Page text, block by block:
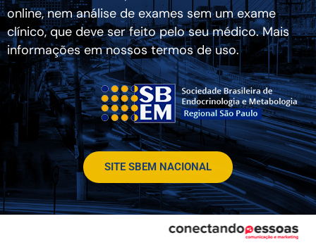
online, nem análise de exames sem um exame
clínico, que deve ser feito pelo seu médico. Mais
informações em nossos termos de uso.
SITE SBEM NACIONAL